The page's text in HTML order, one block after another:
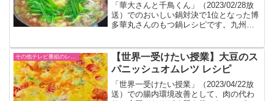
「華大さんと千鳥くん」（2023/02/28放
送）でのおいしい鍋対決で1位となった博
多華丸さんのもつ鍋レシピです。九州の
その他テレビ番組のレシピ
【世界一受けたい授業】大豆のス
パニッシュオムレツ レシピ
「世界一受けたい授業」（2023/04/22放
送）での腸内環境改善として、肉の代わ